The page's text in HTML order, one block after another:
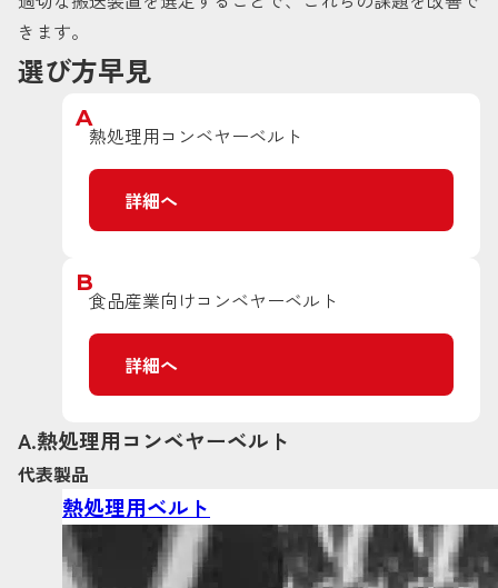
きます。
選び方早見
A
熱処理用コンベヤーベルト
詳細へ
B
食品産業向けコンベヤーベルト
詳細へ
A.熱処理用コンベヤーベルト
代表製品
熱処理用ベルト